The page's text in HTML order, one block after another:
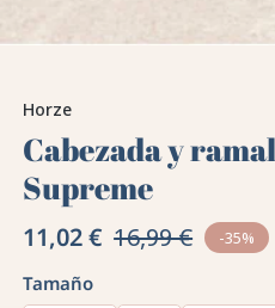
Horze
Cabezada y
Supreme
11,02 € 16,99 € -35%
Tamaño